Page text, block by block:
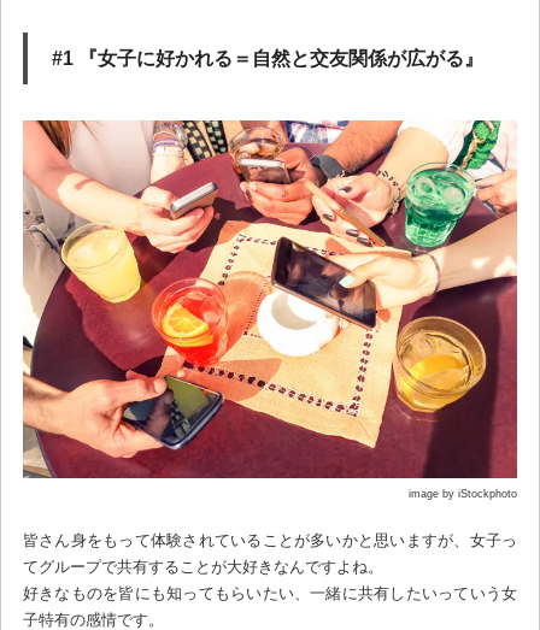
#1 『女子に好かれる＝自然と交友関係が広がる』
image by iStockphoto
皆さん身をもって体験されていることが多いかと思いますが、女子っ
てグループで共有することが大好きなんですよね。
好きなものを皆にも知ってもらいたい、一緒に共有したいっていう女
子特有の感情です。